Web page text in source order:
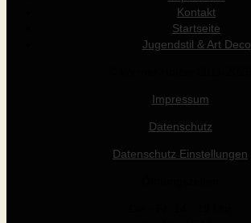
Kontakt
Startseite
Jugendstil & Art Deco
Impressum
Datenschutz
Datenschutz Einstellungen